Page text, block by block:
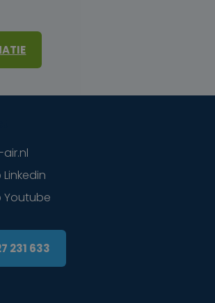
Youtube
231 633